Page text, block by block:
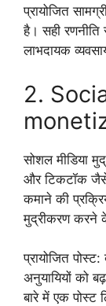
प्रायोजित
है। सही
लाभदायक
2.
सोशल मीडिया
और टिकटॉक जैसे
कमाने की
मुद्रीकरण करने
प्रायोजित
अनुयायियों को
बारे में एक पोस्ट